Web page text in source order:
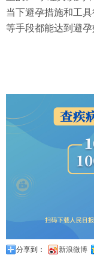
当下避孕措施和工
等手段都能达到避
分享到： 新浪微博